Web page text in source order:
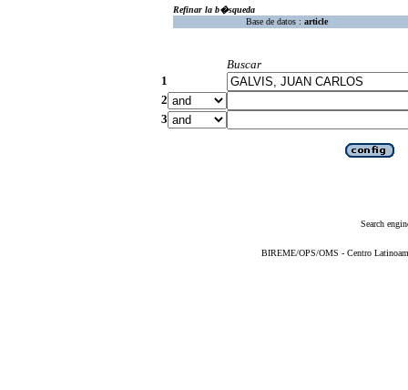
Refinar la b�squeda
Base de datos : article
Buscar
1
2
3
Search
BIREME/OPS/OMS - Centro